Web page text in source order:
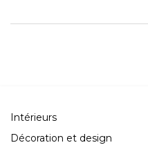
Intérieurs
Décoration et design